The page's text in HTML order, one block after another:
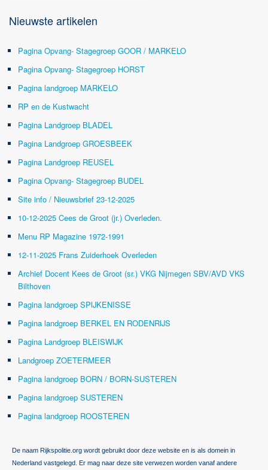
Nieuwste artikelen
Pagina Opvang- Stagegroep GOOR / MARKELO
Pagina Opvang- Stagegroep HORST
Pagina landgroep MARKELO
RP en de Kustwacht
Pagina Landgroep BLADEL
Pagina Landgroep GROESBEEK
Pagina Landgroep REUSEL
Pagina Opvang- Stagegroep BUDEL
Site info / Nieuwsbrief 23-12-2025
10-12-2025 Cees de Groot (jr.) Overleden.
Menu RP Magazine 1972-1991
12-11-2025 Frans Zuiderhoek Overleden
Archief Docent Kees de Groot (sr.) VKG Nijmegen SBV/AVD VKS
Bilthoven
Pagina landgroep SPIJKENISSE
Pagina landgroep BERKEL EN RODENRIJS
Pagina Landgroep BLEISWIJK
Landgroep ZOETERMEER
Pagina landgroep BORN / BORN-SUSTEREN
Pagina landgroep SUSTEREN
Pagina landgroep ROOSTEREN
De naam Rijkspolitie.org wordt gebruikt door deze website en is als domein in
Nederland vastgelegd. Er mag naar deze site verwezen worden vanaf andere